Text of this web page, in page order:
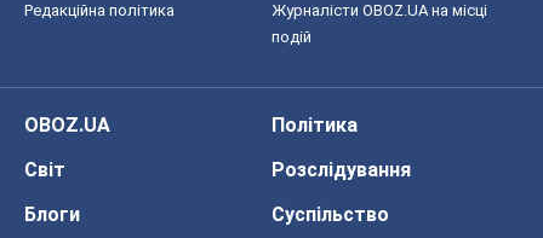
Редакційна політика
Журналісти OBOZ.UA на місці
подій
OBOZ.UA
Політика
Світ
Розслідування
Блоги
Суспільство